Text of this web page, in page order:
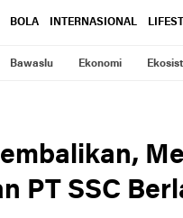
BOLA INTERNASIONAL
Bawaslu Ekonomi
PT SSC